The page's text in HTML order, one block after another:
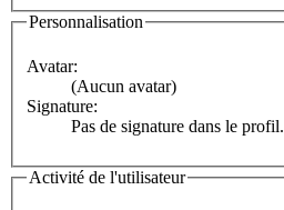
Personnalisation
Avatar:
(Aucun avatar)
Signature:
Pas de signature dans le profil.
Activité de l'utilisateur